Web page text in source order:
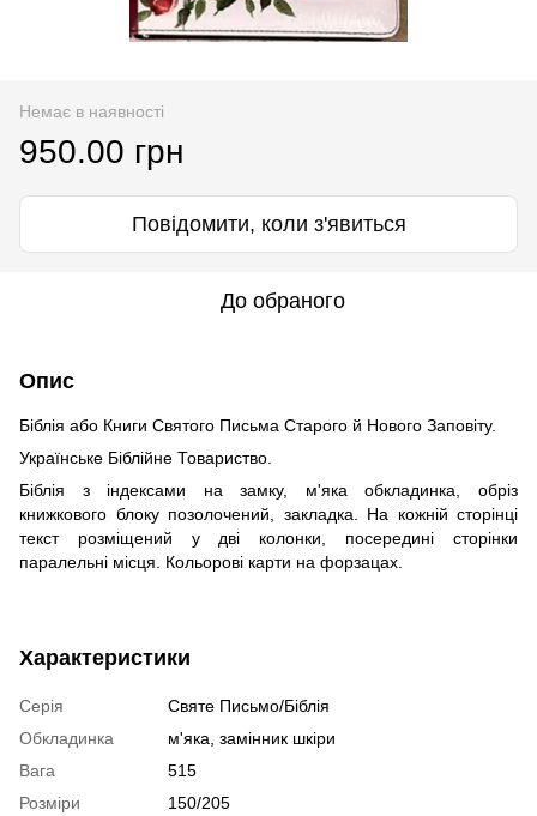
Немає в наявності
950.00 грн
Повідомити, коли з'явиться
До обраного
Опис
Біблія або Книги Святого Письма Старого й Нового Заповіту.
Українське Біблійне Товариство.
Біблія з індексами на замку, м'яка обкладинка, обріз
книжкового блоку позолочений, закладка. На кожній сторінці
текст розміщений у дві колонки, посередині сторінки
паралельні місця. Кольорові карти на форзацах.
Характеристики
Серія
Святе Письмо/Біблія
Обкладинка
м'яка, замінник шкіри
Вага
515
Розміри
150/205